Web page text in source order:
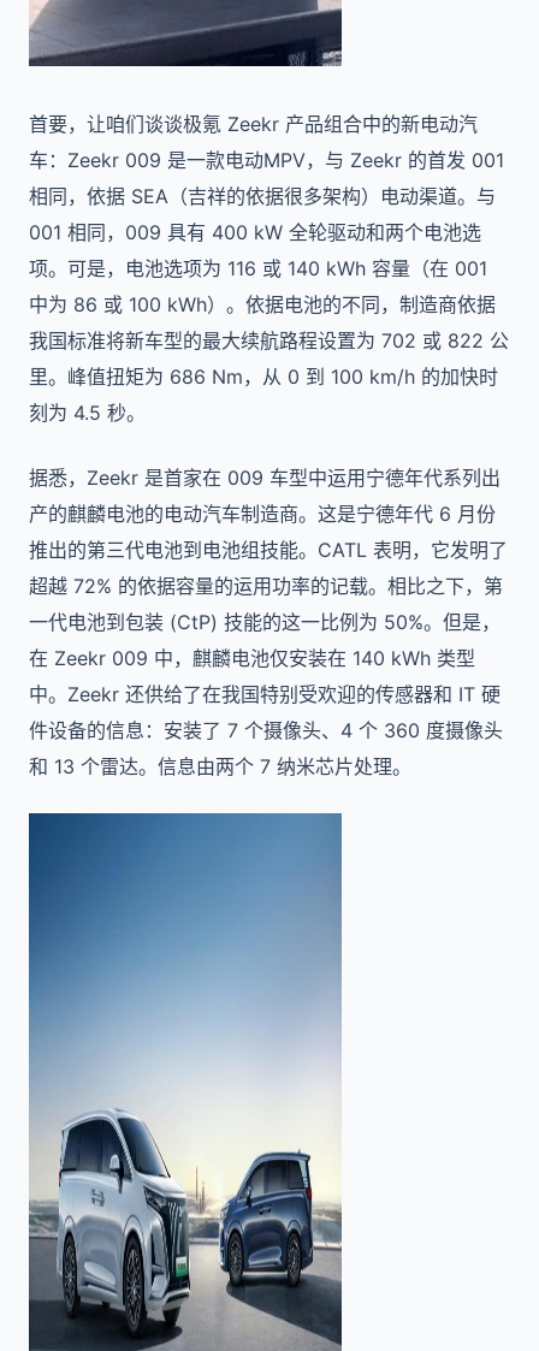
首要，让咱们谈谈极氪 Zeekr 产品组合中的新电动汽
车：Zeekr 009 是一款电动MPV，与 Zeekr 的首发 001
相同，依据 SEA（吉祥的依据很多架构）电动渠道。与
001 相同，009 具有 400 kW 全轮驱动和两个电池选
项。可是，电池选项为 116 或 140 kWh 容量（在 001
中为 86 或 100 kWh）。依据电池的不同，制造商依据
我国标准将新车型的最大续航路程设置为 702 或 822 公
里。峰值扭矩为 686 Nm，从 0 到 100 km/h 的加快时
刻为 4.5 秒。
据悉，Zeekr 是首家在 009 车型中运用宁德年代系列出
产的麒麟电池的电动汽车制造商。这是宁德年代 6 月份
推出的第三代电池到电池组技能。CATL 表明，它发明了
超越 72% 的依据容量的运用功率的记载。相比之下，第
一代电池到包装 (CtP) 技能的这一比例为 50%。但是，
在 Zeekr 009 中，麒麟电池仅安装在 140 kWh 类型
中。Zeekr 还供给了在我国特别受欢迎的传感器和 IT 硬
件设备的信息：安装了 7 个摄像头、4 个 360 度摄像头
和 13 个雷达。信息由两个 7 纳米芯片处理。